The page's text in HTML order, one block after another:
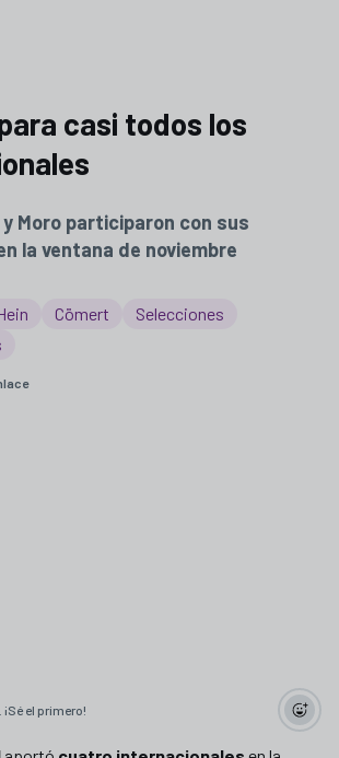
casi todos los
Moro participaron con sus
la ventana de noviembre
Cömert
Selecciones
el primero!